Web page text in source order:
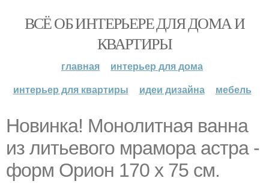
ВСЁ ОБ ИНТЕРЬЕРЕ ДЛЯ ДОМА И
КВАРТИРЫ
главная
интерьер для дома
интерьер для квартиры
идеи дизайна мебель
Новинка! Монолитная ванна
из литьевого мрамора астра -
форм Орион 170 х 75 см.